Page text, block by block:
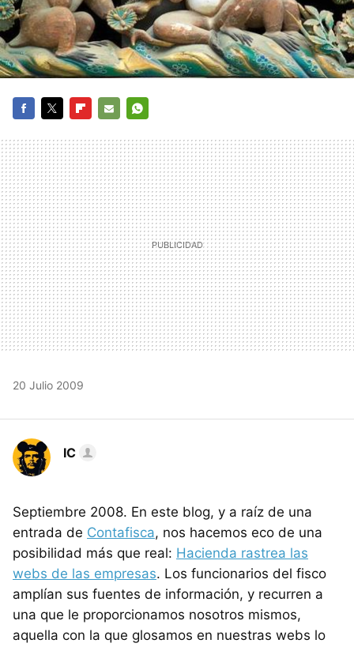
MAIL
20 Julio 2009
IC
Septiembre 2008. En este blog, y a raíz de una
entrada de Contafisca, nos hacemos eco de una
posibilidad más que real: Hacienda rastrea las
webs de las empresas. Los funcionarios del fisco
amplían sus fuentes de información, y recurren a
una que le proporcionamos nosotros mismos,
aquella con la que glosamos en nuestras webs lo